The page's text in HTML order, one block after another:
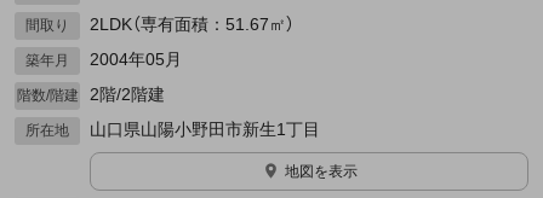
間取り 2LDK（専有面積：51.67㎡）
築年月 2004年05月
階数/階建 2階/2階建
所在地 山口県山陽小野田市新生1丁目
地図を表示